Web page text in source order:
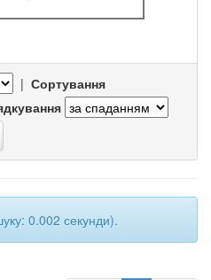
| Сортування
0.002 секунди).